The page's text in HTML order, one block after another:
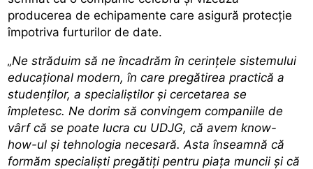
producerea de echipamente care asigură protecție
împotriva furturilor de date.
„Ne străduim să ne încadrăm în cerințele sistemului
educațional modern, în care pregătirea practică a
studenților, a specialiștilor și cercetarea se
împletesc. Ne dorim să convingem companiile de
vârf că se poate lucra cu UDJG, că avem know-
how-ul și tehnologia necesară. Asta înseamnă că
formăm specialiști pregătiți pentru piața muncii și că